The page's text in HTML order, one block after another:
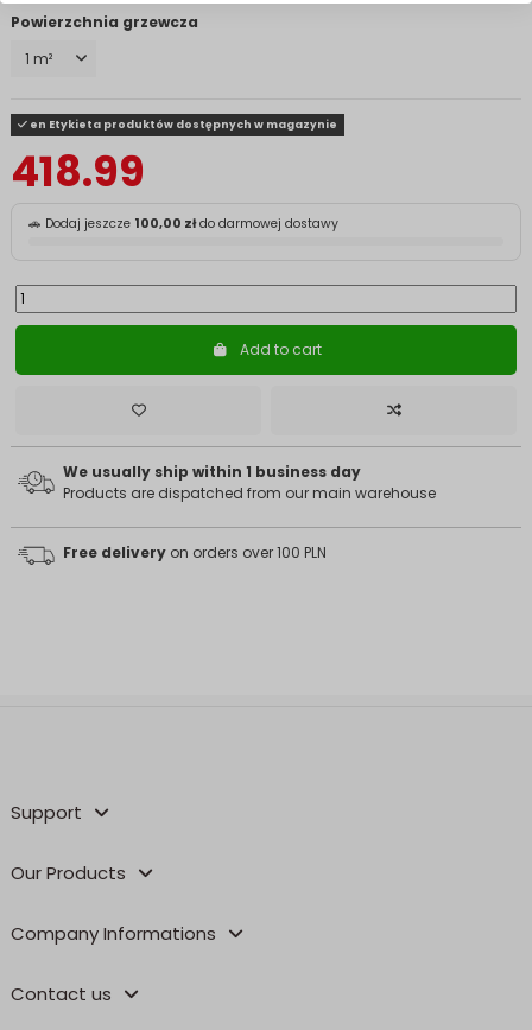
Powierzchnia grzewcza
en Etykieta produktów dostępnych w magazynie
418.99
🚗 Dodaj jeszcze 100,00 złdo darmowej dostawy
Add to cart
We usually ship within 1 business day
Products are dispatched from our main warehouse
Free delivery on orders over 100 PLN
Support
Our Products
Company Informations
Contact us